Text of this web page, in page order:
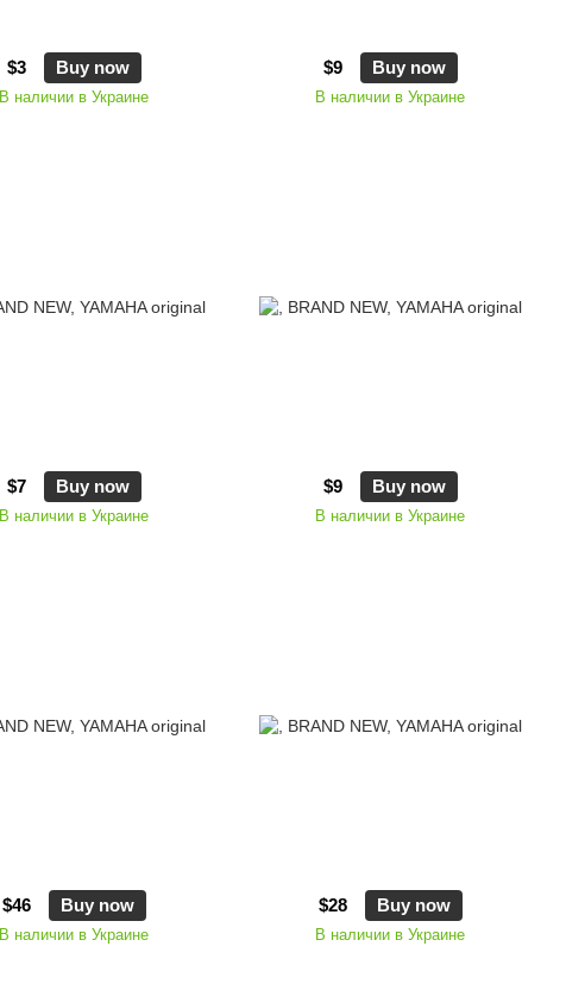
$3 Buy now
В наличии в Украине
$9 Buy now
В наличии в Украине
$7 Buy now
В наличии в Украине
$9 Buy now
В наличии в Украине
$46 Buy now
В наличии в Украине
$28 Buy now
В наличии в Украине